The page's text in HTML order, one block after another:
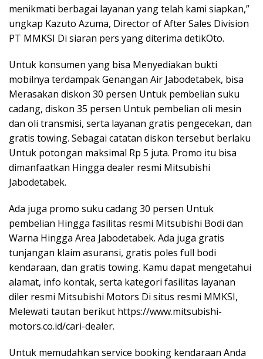
menikmati berbagai layanan yang telah kami siapkan,”
ungkap Kazuto Azuma, Director of After Sales Division
PT MMKSI Di siaran pers yang diterima detikOto.
Untuk konsumen yang bisa Menyediakan bukti
mobilnya terdampak Genangan Air Jabodetabek, bisa
Merasakan diskon 30 persen Untuk pembelian suku
cadang, diskon 35 persen Untuk pembelian oli mesin
dan oli transmisi, serta layanan gratis pengecekan, dan
gratis towing. Sebagai catatan diskon tersebut berlaku
Untuk potongan maksimal Rp 5 juta. Promo itu bisa
dimanfaatkan Hingga dealer resmi Mitsubishi
Jabodetabek.
Ada juga promo suku cadang 30 persen Untuk
pembelian Hingga fasilitas resmi Mitsubishi Bodi dan
Warna Hingga Area Jabodetabek. Ada juga gratis
tunjangan klaim asuransi, gratis poles full bodi
kendaraan, dan gratis towing. Kamu dapat mengetahui
alamat, info kontak, serta kategori fasilitas layanan
diler resmi Mitsubishi Motors Di situs resmi MMKSI,
Melewati tautan berikut https://www.mitsubishi-
motors.co.id/cari-dealer.
Untuk memudahkan service booking kendaraan Anda